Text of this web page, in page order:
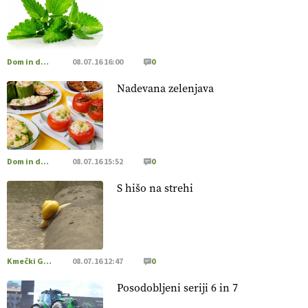
[EKOloško = LOGIČNO
in vlaga.
VEČ
https://t.co/qmMX2yevum @EUAgri #IMCAP
#CAP https://t.co/dDwsipE645
[EKOloško = LOGIČNO
tal
. VEČ
https://t.co/J7RkeaYpYu @EUAgri #IMCAP #CAP
https://t.co/RVG0FzcQN6
[EKOloško = LOGIČNO
prehransko varnost,
https://t.co/K0USFPJ5fJ @EUAgri #IMCAP #CAP
https://t.co/vcHhoOixHy
[EKOloško = LOGIČNO
Danes ni pomembna le količina
Dom in družina 08.07.16 16:00 0
Nadevana zelenjava
Dom in družina 08.07.16 15:52 0
S hišo na strehi
Kmečki Glas 08.07.16 12:47 0
Posodobljeni seriji 6 in 7